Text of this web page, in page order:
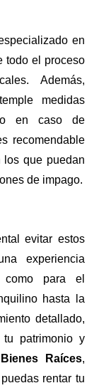
en
todo el proceso
Además,
medidas
en caso de
recomendable
los que puedan
de impago.
evitar estos
experiencia
como para el
hasta la
detallado,
patrimonio y
Raíces,
rentar tu